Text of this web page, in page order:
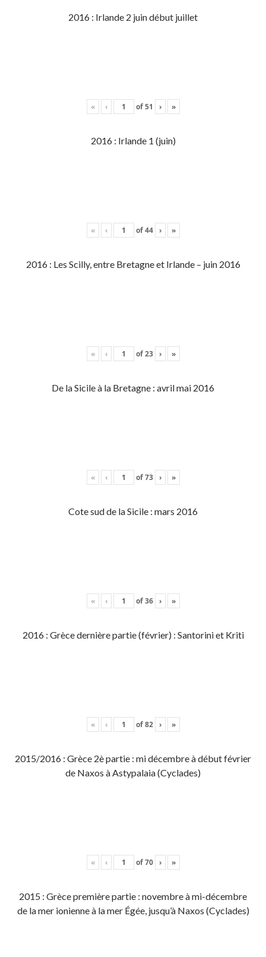
2016 : Irlande 2 juin début juillet
« ‹ of51 › »
2016 : Irlande 1 (juin)
« ‹ of44 › »
2016 : Les Scilly, entre Bretagne et Irlande – juin 2016
« ‹ of23 › »
De la Sicile à la Bretagne : avril mai 2016
« ‹ of73 › »
Cote sud de la Sicile : mars 2016
« ‹ of36 › »
2016 : Grèce dernière partie (février) : Santorini et Kriti
« ‹ of82 › »
2015/2016 : Grèce 2è partie : mi décembre à début février
de Naxos à Astypalaia (Cyclades)
« ‹ of70 › »
2015 : Grèce première partie : novembre à mi-décembre
de la mer ionienne à la mer Égée, jusqu’à Naxos (Cyclades)